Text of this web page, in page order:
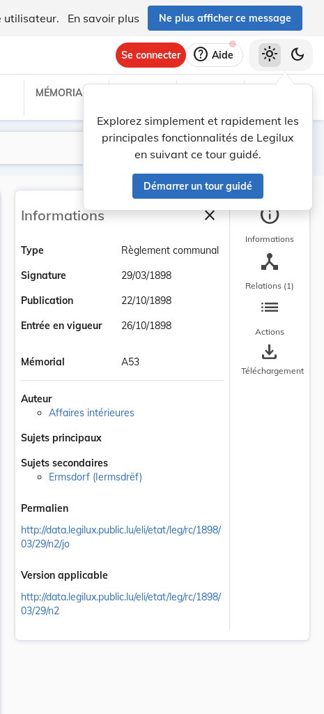
utilisateur. En savoir plus Ne plus afficher ce message
Se connecter help Aide
Explorez simplement et rapidement les
principales fonctionnalités de Legilux
en suivant ce tour guidé.
Démarrer un tour guidé
light_mode dark_mode
MÉMORIAL C
Lancer la recherche
Filtres
Informations closeFermer la barre
Type
Règlement communal
Signature
29/03/1898
Publication
22/10/1898
Entrée en vigueur
26/10/1898
Mémorial A53
Auteur
Affaires intérieures
Sujets principaux
Sujets secondaires
Ermsdorf (Iermsdrëf)
Permalien
http://data.legilux.public.lu/eli/etat/leg/rc/1898/
03/29/n2/jo
Version applicable
http://data.legilux.public.lu/eli/etat/leg/rc/1898/
03/29/n2
info
Informations
device_hub
Relations (1)
list
Actions
save_alt
Téléchargement